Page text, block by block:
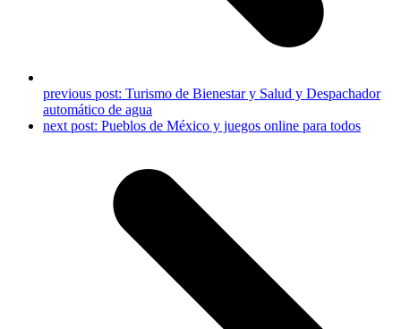
previous post: Turismo de Bienestar y Salud y Despachador
automático de agua
next post: Pueblos de México y juegos online para todos